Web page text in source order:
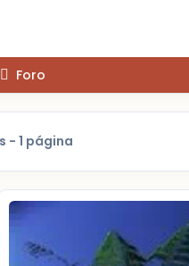
Foro
- 1 página